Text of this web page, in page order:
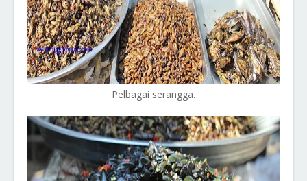
Pelbagai serangga.